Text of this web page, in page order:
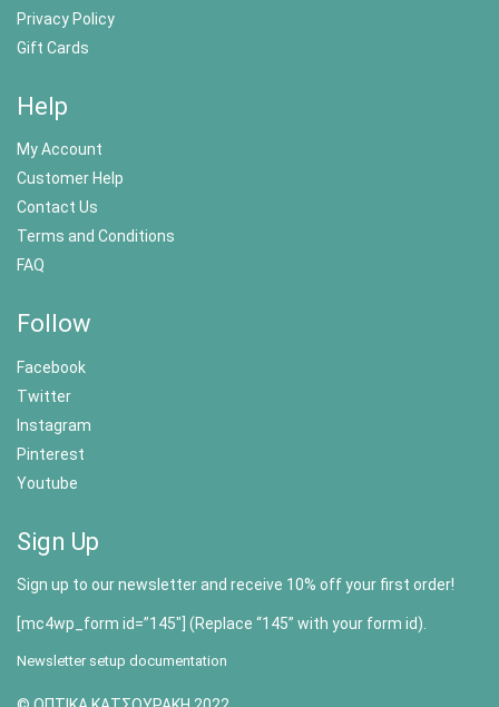
Privacy Policy
Gift Cards
Help
My Account
Customer Help
Contact Us
Terms and Conditions
FAQ
Follow
Facebook
Twitter
Instagram
Pinterest
Youtube
Sign Up
Sign up to our newsletter and receive 10% off your first order!
[mc4wp_form id=”145″] (Replace “145” with your form id).
Newsletter setup documentation